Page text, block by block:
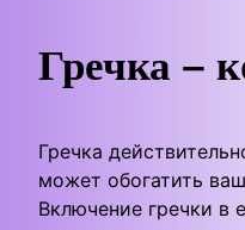
Гречка –
Гречка
может обогатить
Включение гречки в